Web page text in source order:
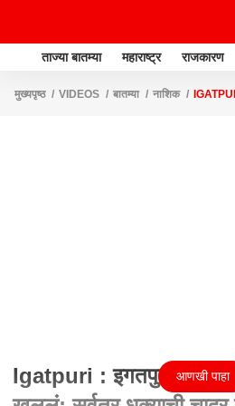
ताज्या बातम्या महाराष्ट्र राजकारण
मुख्यपृष्ठ VIDEOS बातम्या नाशिक
Igatpuri : इगतपुरीचं आणखी पाहा